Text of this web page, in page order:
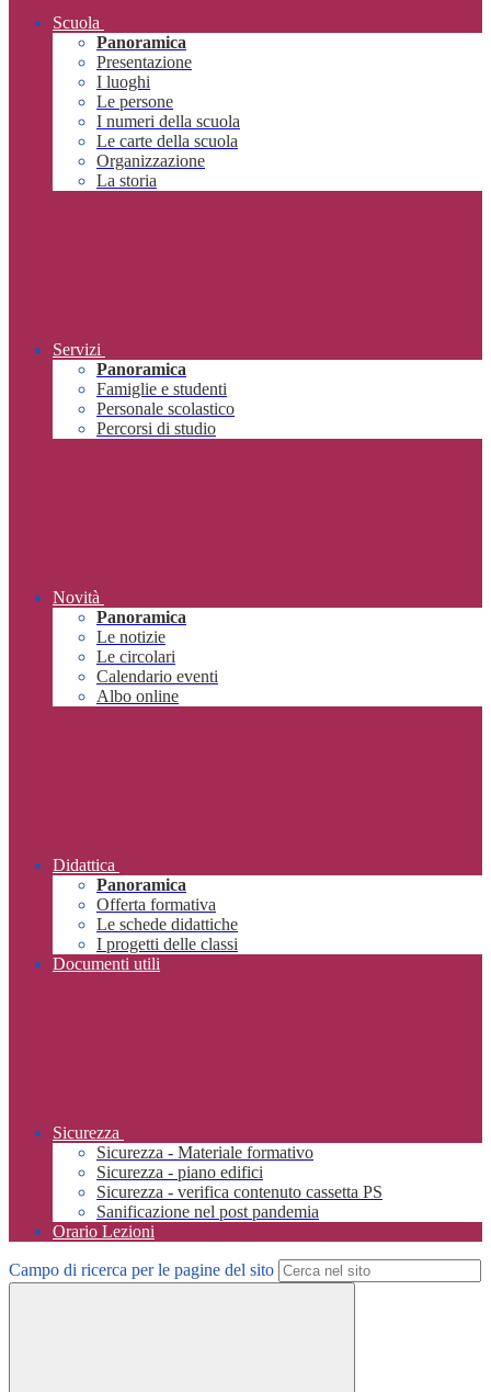
Scuola
Panoramica
Presentazione
I luoghi
Le persone
I numeri della scuola
Le carte della scuola
Organizzazione
La storia
Servizi
Panoramica
Famiglie e studenti
Personale scolastico
Percorsi di studio
Novità
Panoramica
Le notizie
Le circolari
Calendario eventi
Albo online
Didattica
Panoramica
Offerta formativa
Le schede didattiche
I progetti delle classi
Documenti utili
Sicurezza
Sicurezza - Materiale formativo
Sicurezza - piano edifici
Sicurezza - verifica contenuto cassetta PS
Sanificazione nel post pandemia
Orario Lezioni
Campo di ricerca per le pagine del sito